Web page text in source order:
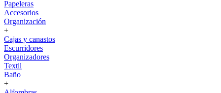
Papeleras
Accesorios
Organización
+
Cajas y canastos
Escurridores
Organizadores
Textil
Baño
+